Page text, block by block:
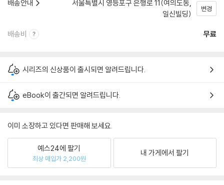
배송안내
서울특별시 영등포구 은행로 11(여의도동,
일신빌딩)
변경
배송비 무료
시리즈의 신상품이 출시되면 알려드립니다.
eBook이 출간되면 알려드립니다.
이미 소장하고 있다면 판매해 보세요.
예스24에 팔기
최상 매입가 2,200원
내 가게에서 팔기